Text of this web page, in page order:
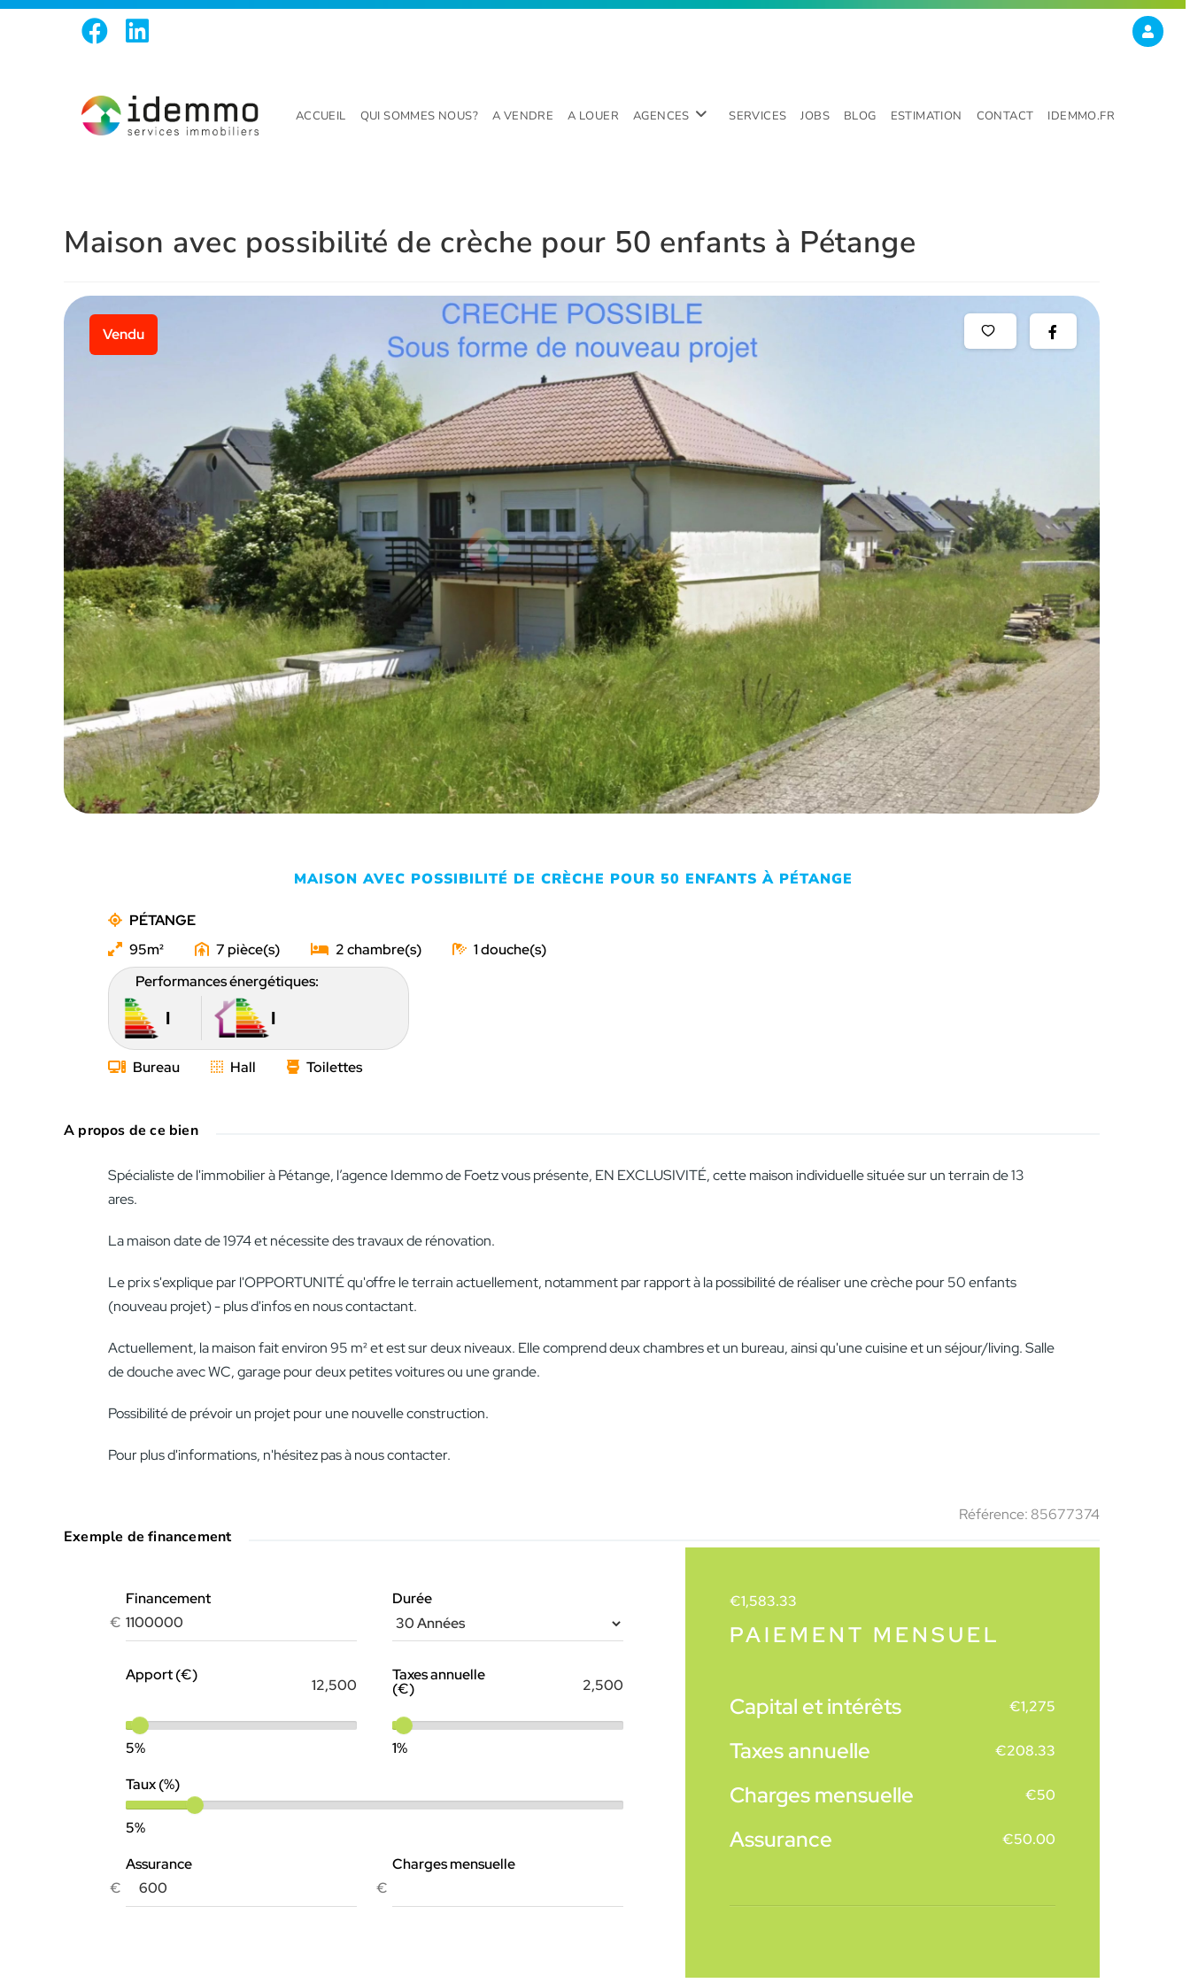
ACCUEIL QUI SOMMES NOUS? A VENDRE A LOUER AGENCES SERVICES JOBS BLOG ESTIMATION CONTACT IDEMMO.FR
Maison avec possibilité de crèche pour 50 enfants à Pétange
Vendu
MAISON AVEC POSSIBILITÉ DE CRÈCHE POUR 50 ENFANTS À PÉTANGE
PÉTANGE
95
7 2
1
Performances énergétiques:
I I
Bureau Hall Toilettes
A propos de ce bien
Spécialiste de l'immobilier à Pétange, l’agence Idemmo de Foetz vous présente, EN EXCLUSIVITÉ, cette maison individuelle située sur un terrain de 13
ares.
La maison date de 1974 et nécessite des travaux de rénovation.
Le prix s'explique par l'OPPORTUNITÉ qu'offre le terrain actuellement, notamment par rapport à la possibilité de réaliser une crèche pour 50 enfants
(nouveau projet) - plus d'infos en nous contactant.
Actuellement, la maison fait environ 95 m² et est sur deux niveaux. Elle comprend deux chambres et un bureau, ainsi qu'une cuisine et un séjour/living. Salle
de douche avec WC, garage pour deux petites voitures ou une grande.
Possibilité de prévoir un projet pour une nouvelle construction.
Pour plus d'informations, n'hésitez pas à nous contacter.
Référence: 85677374
Exemple de financement
Financement
€
Durée
Apport (€)
5%
Taxes annuelle
(€)
1%
Taux (%)
5%
Assurance
€
Charges mensuelle
€
€1,583.33
PAIEMENT MENSUEL
Capital et intérêts €1,275
Taxes annuelle €208.33
Charges mensuelle €50
Assurance €50.00